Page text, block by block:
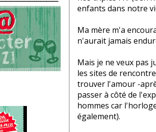
enfants dans notre
Ma mère m'a
n'aurait jamais
Mais je ne veux pas
les sites de
trouver l'amour -
passer à côté de
hommes car
également).